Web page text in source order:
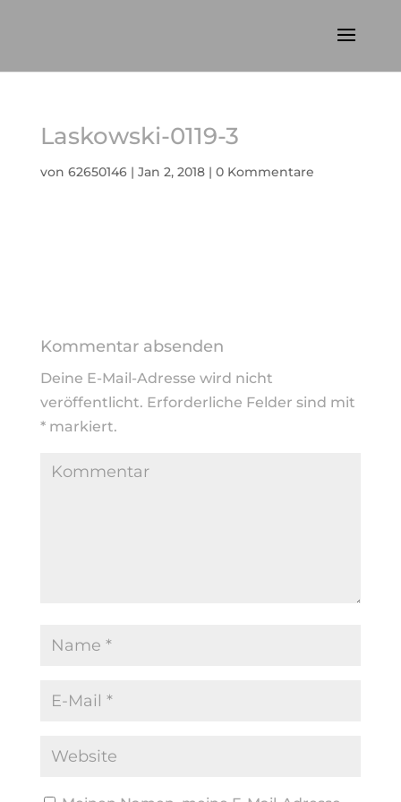
Laskowski-0119-3
von 62650146| Jan 2, 2018| 0 Kommentare
Kommentar absenden
Deine E-Mail-Adresse wird nicht
veröffentlicht. Erforderliche Felder sind mit
*markiert.